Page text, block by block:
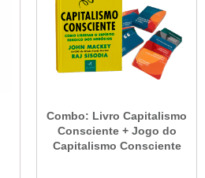
Combo: Livro Capitalismo
Consciente + Jogo do
Capitalismo Consciente